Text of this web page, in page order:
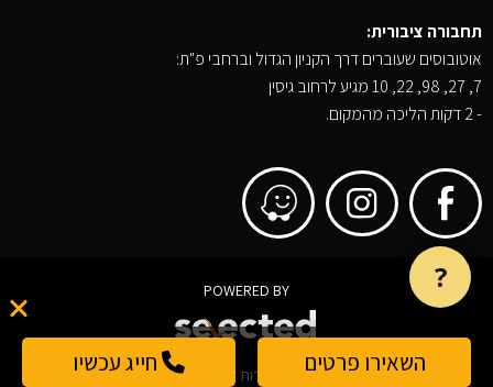
השאירו פרטים חייג עכשיו
תחבורה ציבורית:
אוטובוסים שעוברים דרך הקניון הגדול וברחבי פ"ת:
7, 27, 98, 22, 10 מגיע לרחוב גיסין
- 2 דקות הליכה מהמקום.
POWERED BY
© 2026 כל הזכויות שמורות לבן ליין הדפסה על בגדים
?